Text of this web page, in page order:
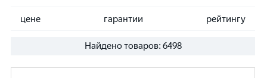
цене гарантии рейтингу
Найдено товаров: 6498